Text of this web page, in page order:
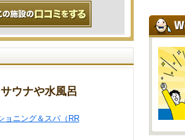
ウナや水風呂
ョニング＆スパ（RR